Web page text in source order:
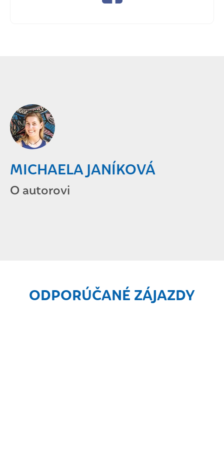
MICHAELA JANÍKOVÁ
O autorovi
ODPORÚČANÉ ZÁJAZDY